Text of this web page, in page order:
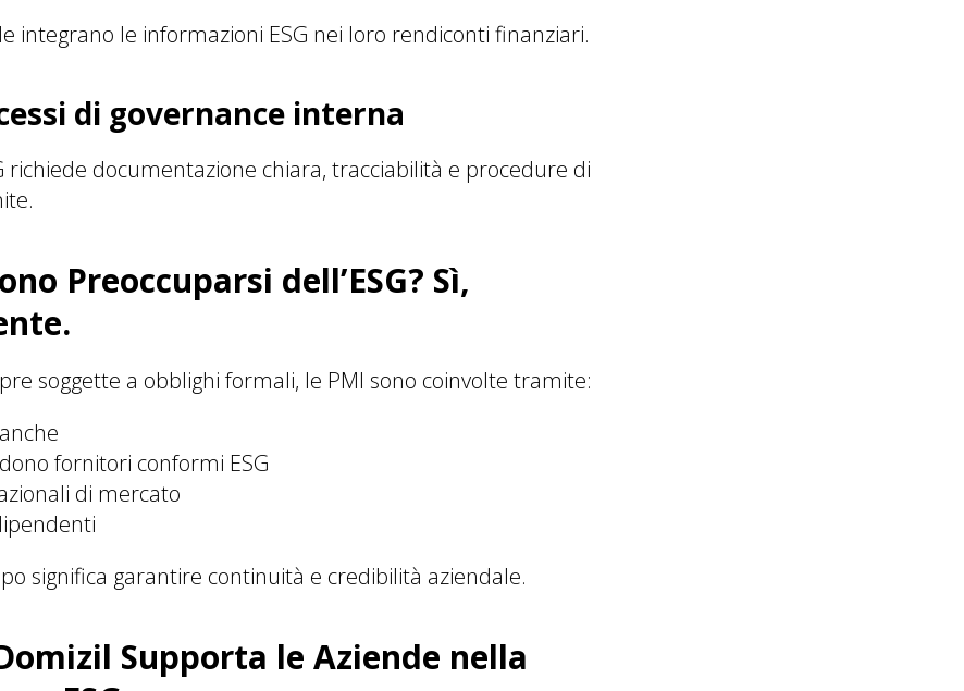
integrano le informazioni ESG nei loro rendiconti finanziari.
di governance interna
richiede documentazione chiara, tracciabilità e procedure di
Preoccuparsi dell’ESG? Sì,
soggette a obblighi formali, le PMI sono coinvolte tramite:
fornitori conformi ESG
di mercato
significa garantire continuità e credibilità aziendale.
Supporta le Aziende nella